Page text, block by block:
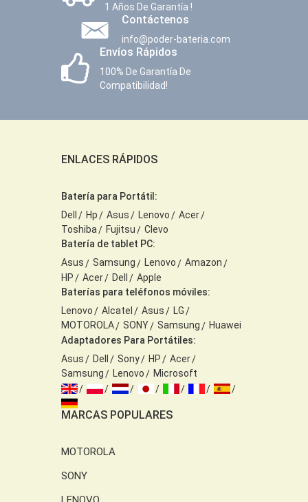
1 Años De Garantía !
Contáctenos
info@poder-bateria.com
Envíos Rápidos
100% De Garantía De
Compatibilidad!
ENLACES RÁPIDOS
Batería para Portátil:
Dell
Hp Asus Lenovo
Acer
Toshiba
Fujitsu
Clevo
Batería de tablet PC:
Asus
Samsung Lenovo
Amazon
HP
Acer Dell
Apple
Baterías para teléfonos móviles:
Lenovo
Alcatel Asus
LG
MOTOROLA
SONY Samsung
Huawei
Adaptadores Para Portátiles:
Asus
Dell Sony HP
Acer
Samsung
Lenovo Microsoft
MARCAS POPULARES
MOTOROLA
SONY